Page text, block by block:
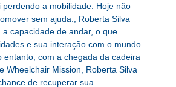
perdendo a mobilidade. Hoje não
sem ajuda., Roberta Silva
capacidade de andar, o que
e sua interação com o mundo
entanto, com a chegada da cadeira
Wheelchair Mission, Roberta Silva
de recuperar sua